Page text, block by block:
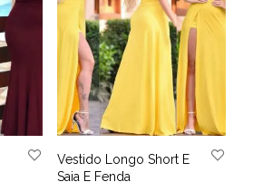
escolhidas
página
produto
Vestido Longo Short E
Saia E Fenda